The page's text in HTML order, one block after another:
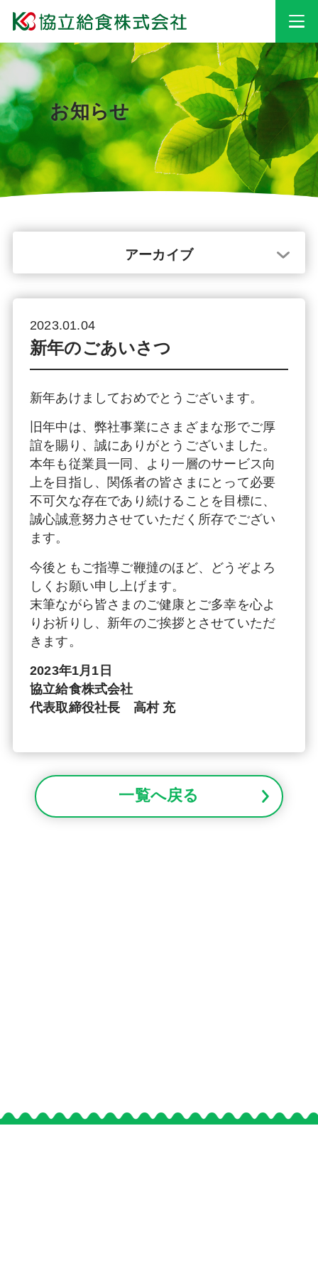
事業情報
安心・安全への取り組み
採用情報
お知らせ
2023.01.04
新年のごあいさつ
新年あけましておめでとうございます。
旧年中は、弊社事業にさまざまな形でご厚
誼を賜り、誠にありがとうございました。
本年も従業員一同、より一層のサービス向
上を目指し、関係者の皆さまにとって必要
不可欠な存在であり続けることを目標に、
誠心誠意努力させていただく所存でござい
ます。
今後ともご指導ご鞭撻のほど、どうぞよろ
しくお願い申し上げます。
末筆ながら皆さまのご健康とご多幸を心よ
りお祈りし、新年のご挨拶とさせていただ
きます。
2023年1月1日
協立給食株式会社
代表取締役社長 高村 充
アーカイブ
一覧へ戻る